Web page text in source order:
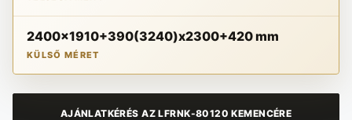
2400x1910+390(3240)x2300+420 mm
KÜLSŐ MÉRET
AJÁNLATKÉRÉS AZ LFRNK-80120 KEMENCÉRE